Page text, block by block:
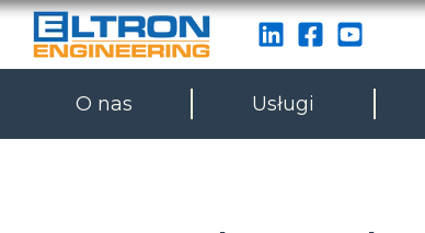
O nas Usługi